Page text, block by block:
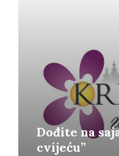
Dođite na
cvijeću”